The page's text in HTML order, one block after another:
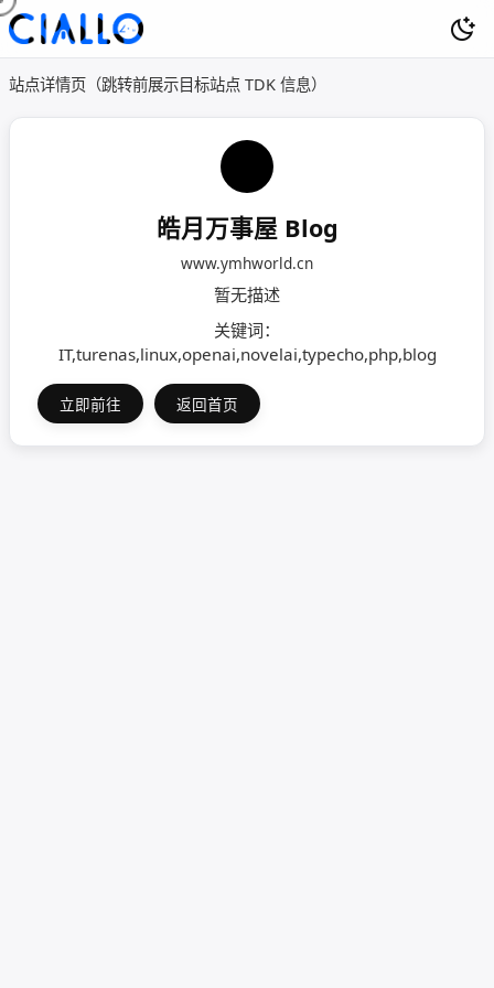
站点详情页（跳转前展示目标站点 TDK 信息）
皓月万事屋 Blog
www.ymhworld.cn
暂无描述
关键词：
IT,turenas,linux,openai,novelai,typecho,php,blog
立即前往 返回首页